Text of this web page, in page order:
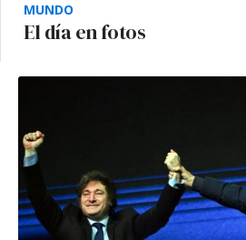
MUNDO
El día en fotos